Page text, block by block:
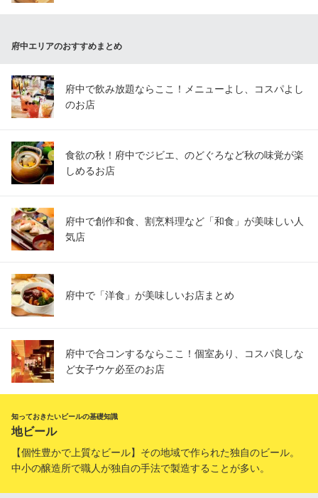
府中エリアのおすすめまとめ
府中で飲み放題ならここ！メニューよし、コスパよし
のお店
食欲の秋！府中でジビエ、のどぐろなど秋の味覚が楽
しめるお店
府中で創作和食、割烹料理など「和食」が美味しい人
気店
府中で「洋食」が美味しいお店まとめ
府中で合コンするならここ！個室あり、コスパ良しな
ど女子ウケ必至のお店
知っておきたいビールの基礎知識
地ビール
【個性豊かで上質なビール】その地域で作られた独自のビール。
中小の醸造所で職人が独自の手法で製造することが多い。